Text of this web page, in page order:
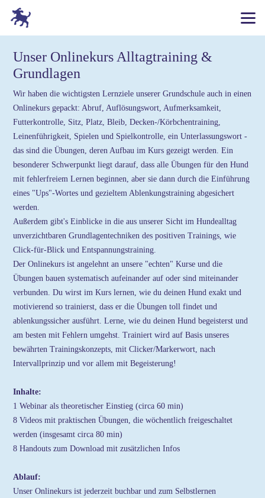
Unser Onlinekurs Alltagtraining &
Grundlagen
Wir haben die wichtigsten Lernziele unserer Grundschule auch in einen
Onlinekurs gepackt: Abruf, Auflösungswort, Aufmerksamkeit,
Futterkontrolle, Sitz, Platz, Bleib, Decken-/Körbchentraining,
Leinenführigkeit, Spielen und Spielkontrolle, ein Unterlassungswort -
das sind die Übungen, deren Aufbau im Kurs gezeigt werden. Ein
besonderer Schwerpunkt liegt darauf, dass alle Übungen für den Hund
mit fehlerfreiem Lernen beginnen, aber sie dann durch die Einführung
eines "Ups"-Wortes und gezieltem Ablenkungstraining abgesichert
werden.
Außerdem gibt's Einblicke in die aus unserer Sicht im Hundealltag
unverzichtbaren Grundlagentechniken des positiven Trainings, wie
Click-für-Blick und Entspannungstraining.
Der Onlinekurs ist angelehnt an unsere "echten" Kurse und die
Übungen bauen systematisch aufeinander auf oder sind miteinander
verbunden. Du wirst im Kurs lernen, wie du deinen Hund exakt und
motivierend so trainierst, dass er die Übungen toll findet und
ablenkungssicher ausführt. Lerne, wie du deinen Hund begeisterst und
am besten mit Fehlern umgehst. Trainiert wird auf Basis unseres
bewährten Trainingskonzepts, mit Clicker/Markerwort, nach
Intervallprinzip und vor allem mit Begeisterung!
Inhalte:
1 Webinar als theoretischer Einstieg (circa 60 min)
8 Videos mit praktischen Übungen, die wöchentlich freigeschaltet
werden (insgesamt circa 80 min)
8 Handouts zum Download mit zusätzlichen Infos
Ablauf:
Unser Onlinekurs ist jederzeit buchbar und zum Selbstlernen